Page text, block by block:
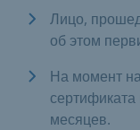
​Лицо,
об этом
На момент
месяцев.